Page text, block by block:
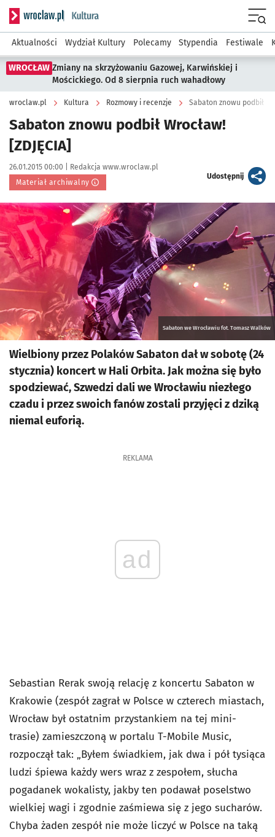
Serwis informacyjny wroclaw.pl podserwis: Kultura
Aktualności Wydział Kultury Polecamy Stypendia Festiwale
WROCŁAW Zmiany na skrzyżowaniu Gazowej, Karwińskiej i
Mościckiego. Od 8 sierpnia ruch wahadłowy
wroclaw.pl Kultura Rozmowy i recenzje Sabaton znowu podbił
Sabaton znowu podbił Wrocław!
[ZDJĘCIA]
Data publikacji:
26.01.2015 00:00 | Autor:
Redakcja www.wroclaw.pl
Materiał archiwalny
Udostępnijartykuł
Kliknij, aby powiększyć
Sabaton we Wrocławiu fot. Tomasz Walków
Wielbiony przez Polaków Sabaton dał w sobotę (24
stycznia) koncert w Hali Orbita. Jak można się było
spodziewać, Szwedzi dali we Wrocławiu niezłego
czadu i przez swoich fanów zostali przyjęci z dziką
niemal euforią.
REKLAMA
ad
Sebastian Rerak swoją relację z koncertu Sabaton w
Krakowie (zespół zagrał w Polsce w czterech miastach,
Wrocław był ostatnim przystankiem na tej mini-
trasie) zamieszczoną w portalu T-Mobile Music,
rozpoczął tak: „Byłem świadkiem, jak dwa i pół tysiąca
ludzi śpiewa każdy wers wraz z zespołem, słucha
pogadanek wokalisty, jakby ten podawał poselstwo
wielkiej wagi i zgodnie zaśmiewa się z jego sucharów.
Chyba żaden zespół nie może liczyć w Polsce na taką